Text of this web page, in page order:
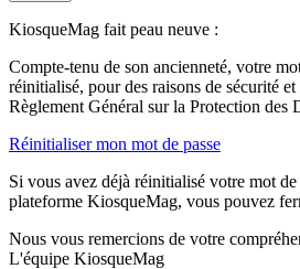
KiosqueMag fait peau neuve :
Compte-tenu de son ancienneté, votre
réinitialisé, pour des raisons de sécurité
Règlement Général sur la Protection des
Réinitialiser mon mot de passe
Si vous avez déjà réinitialisé votre mot
plateforme KiosqueMag, vous pouvez
Nous vous remercions de votre
L'équipe KiosqueMag